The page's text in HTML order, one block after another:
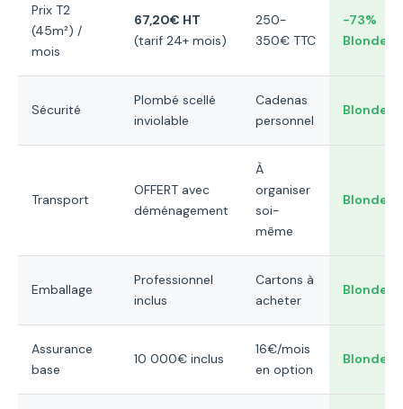
Prix T2
(45m²) /
mois
67,20€ HT
(tarif 24+ mois)
250-
350€ TTC
-73%
Blondeau
Sécurité
Plombé scellé
inviolable
Cadenas
personnel
Blondeau
Transport
OFFERT avec
déménagement
À
organiser
soi-
même
Blondeau
Emballage
Professionnel
inclus
Cartons à
acheter
Blondeau
Assurance
base
10 000€ inclus
16€/mois
en option
Blondeau